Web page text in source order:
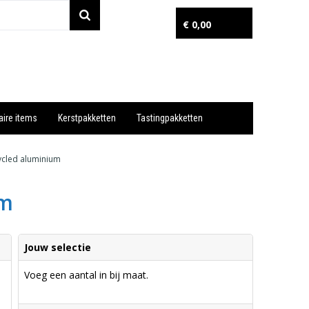
€ 0,00
items Kerstpakketten Tastingpakketten
aluminium
Jouw selectie
Voeg een aantal in bij maat.